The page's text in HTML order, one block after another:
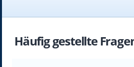
Häufig gestellte